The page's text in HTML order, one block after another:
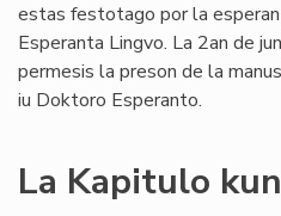
estas festotago por la
Esperanta Lingvo. La 2an de
permesis la preson de la
iu Doktoro Esperanto.
La Kapitulo